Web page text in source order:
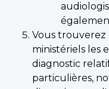
Vous trouverez
ministériels les
diagnostic
particulières,